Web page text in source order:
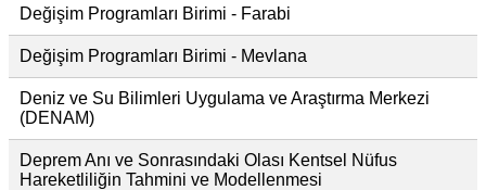
Değişim Programları Birimi - Farabi
Değişim Programları Birimi - Mevlana
Deniz ve Su Bilimleri Uygulama ve Araştırma Merkezi
(DENAM)
Deprem Anı ve Sonrasındaki Olası Kentsel Nüfus
Hareketliliğin Tahmini ve Modellenmesi